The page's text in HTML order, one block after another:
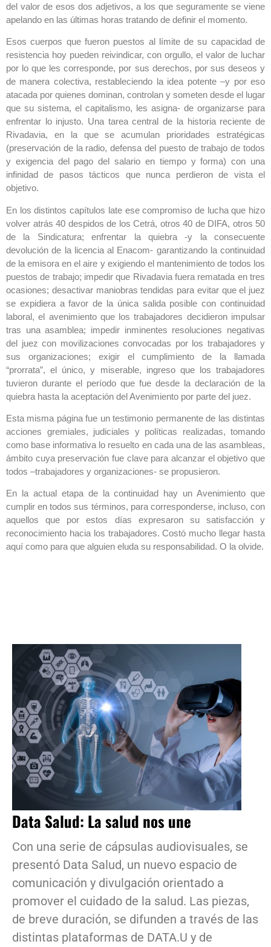
del valor de esos dos adjetivos, a los que seguramente se viene
apelando en las últimas horas tratando de definir el momento.
Esos cuerpos que fueron puestos al límite de su capacidad de
resistencia hoy pueden reivindicar, con orgullo, el valor de luchar
por lo que les corresponde, por sus derechos, por sus deseos y
de manera colectiva, restableciendo la idea potente –y por eso
atacada por quienes dominan, controlan y someten desde el lugar
que su sistema, el capitalismo, les asigna- de organizarse para
enfrentar lo injusto. Una tarea central de la historia reciente de
Rivadavia, en la que se acumulan prioridades estratégicas
(preservación de la radio, defensa del puesto de trabajo de todos
y exigencia del pago del salario en tiempo y forma) con una
infinidad de pasos tácticos que nunca perdieron de vista el
objetivo.
En los distintos capítulos late ese compromiso de lucha que hizo
volver atrás 40 despidos de los Cetrá, otros 40 de DIFA, otros 50
de la Sindicatura; enfrentar la quiebra -y la consecuente
devolución de la licencia al Enacom- garantizando la continuidad
de la emisora en el aire y exigiendo el mantenimiento de todos los
puestos de trabajo; impedir que Rivadavia fuera rematada en tres
ocasiones; desactivar maniobras tendidas para evitar que el juez
se expidiera a favor de la única salida posible con continuidad
laboral, el avenimiento que los trabajadores decidieron impulsar
tras una asamblea; impedir inminentes resoluciones negativas
del juez con movilizaciones convocadas por los trabajadores y
sus organizaciones; exigir el cumplimiento de la llamada
“prorrata”, el único, y miserable, ingreso que los trabajadores
tuvieron durante el período que fue desde la declaración de la
quiebra hasta la aceptación del Avenimiento por parte del juez.
Esta misma página fue un testimonio permanente de las distintas
acciones gremiales, judiciales y políticas realizadas, tomando
como base informativa lo resuelto en cada una de las asambleas,
ámbito cuya preservación fue clave para alcanzar el objetivo que
todos –trabajadores y organizaciones- se propusieron.
En la actual etapa de la continuidad hay un Avenimiento que
cumplir en todos sus términos, para corresponderse, incluso, con
aquellos que por estos días expresaron su satisfacción y
reconocimiento hacia los trabajadores. Costó mucho llegar hasta
aquí como para que alguien eluda su responsabilidad. O la olvide.
Data Salud: La salud nos une
Con una serie de cápsulas audiovisuales, se
presentó Data Salud, un nuevo espacio de
comunicación y divulgación orientado a
promover el cuidado de la salud. Las piezas,
de breve duración, se difunden a través de las
distintas plataformas de DATA.U y de